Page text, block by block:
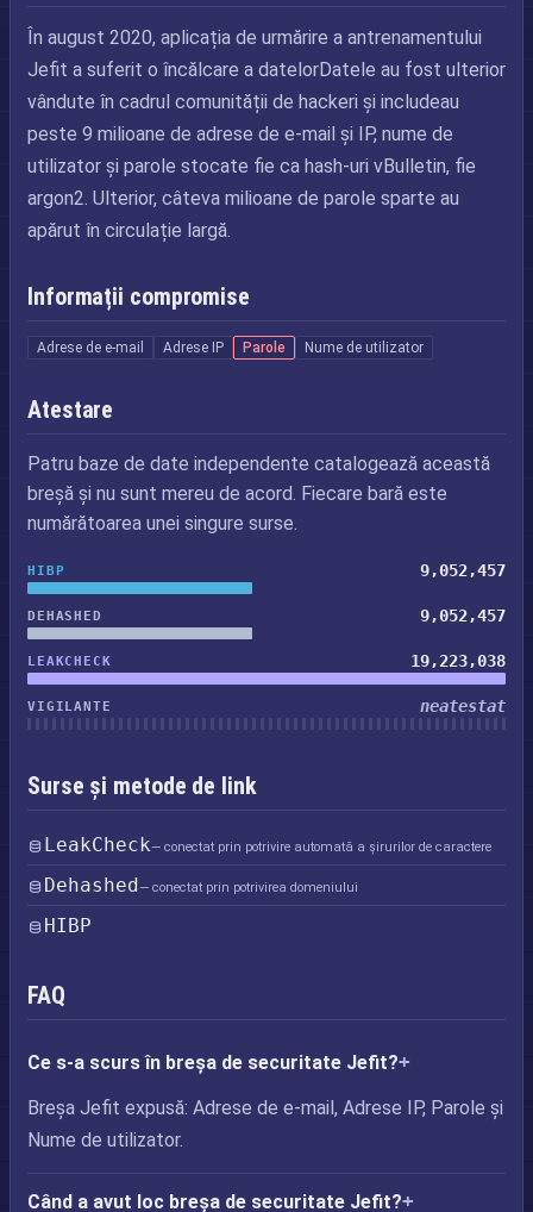
În august 2020, aplicația de urmărire a antrenamentului
Jefit a suferit o încălcare a datelorDatele au fost ulterior
vândute în cadrul comunității de hackeri și includeau
peste 9 milioane de adrese de e-mail și IP, nume de
utilizator și parole stocate fie ca hash-uri vBulletin, fie
argon2. Ulterior, câteva milioane de parole sparte au
apărut în circulație largă.
Informații compromise
Adrese de e-mail Adrese IP Parole Nume de utilizator
Atestare
Patru baze de date independente catalogează această
breșă și nu sunt mereu de acord. Fiecare bară este
numărătoarea unei singure surse.
HIBP 9,052,457
DEHASHED 9,052,457
LEAKCHECK 19,223,038
VIGILANTE neatestat
Surse și metode de link
LeakCheck— conectat prin potrivire automată a șirurilor de caractere
Dehashed— conectat prin potrivirea domeniului
HIBP
FAQ
Ce s-a scurs în breșa de securitate Jefit?
Breșa Jefit expusă: Adrese de e-mail, Adrese IP, Parole și
Nume de utilizator.
Când a avut loc breșa de securitate Jefit?